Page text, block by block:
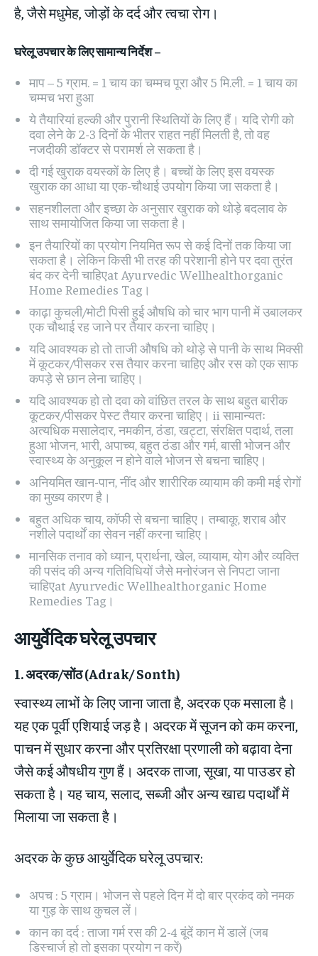
है, जैसे मधुमेह, जोड़ों के दर्द और त्वचा रोग।
घरेलू उपचार के लिए सामान्य निर्देश–
माप – 5 ग्राम. = 1 चाय का चम्मच पूरा और 5 मि.ली. = 1 चाय का
चम्मच भरा हुआ
ये तैयारियां हल्की और पुरानी स्थितियों के लिए हैं। यदि रोगी को
दवा लेने के 2-3 दिनों के भीतर राहत नहीं मिलती है, तो वह
नजदीकी डॉक्टर से परामर्श ले सकता है।
दी गई खुराक वयस्कों के लिए है। बच्चों के लिए इस वयस्क
खुराक का आधा या एक-चौथाई उपयोग किया जा सकता है।
सहनशीलता और इच्छा के अनुसार खुराक को थोड़े बदलाव के
साथ समायोजित किया जा सकता है।
इन तैयारियों का प्रयोग नियमित रूप से कई दिनों तक किया जा
सकता है। लेकिन किसी भी तरह की परेशानी होने पर दवा तुरंत
बंद कर देनी चाहिएat Ayurvedic Wellhealthorganic
Home Remedies Tag।
काढ़ा कुचली/मोटी पिसी हुई औषधि को चार भाग पानी में उबालकर
एक चौथाई रह जाने पर तैयार करना चाहिए।
यदि आवश्यक हो तो ताजी औषधि को थोड़े से पानी के साथ मिक्सी
में कूटकर/पीसकर रस तैयार करना चाहिए और रस को एक साफ
कपड़े से छान लेना चाहिए।
यदि आवश्यक हो तो दवा को वांछित तरल के साथ बहुत बारीक
कूटकर/पीसकर पेस्ट तैयार करना चाहिए। ii सामान्यतः
अत्यधिक मसालेदार, नमकीन, ठंडा, खट्टा, संरक्षित पदार्थ, तला
हुआ भोजन, भारी, अपाच्य, बहुत ठंडा और गर्म, बासी भोजन और
स्वास्थ्य के अनुकूल न होने वाले भोजन से बचना चाहिए।
अनियमित खान-पान, नींद और शारीरिक व्यायाम की कमी मई रोगों
का मुख्य कारण है।
बहुत अधिक चाय, कॉफी से बचना चाहिए। तम्बाकू, शराब और
नशीले पदार्थों का सेवन नहीं करना चाहिए।
मानसिक तनाव को ध्यान, प्रार्थना, खेल, व्यायाम, योग और व्यक्ति
की पसंद की अन्य गतिविधियों जैसे मनोरंजन से निपटा जाना
चाहिएat Ayurvedic Wellhealthorganic Home
Remedies Tag।
आयुर्वेदिक घरेलू उपचार
1.अदरक/सोंठ(Adrak/ Sonth)
स्वास्थ्य लाभों के लिए जाना जाता है, अदरक एक मसाला है।
यह एक पूर्वी एशियाई जड़ है। अदरक में सूजन को कम करना,
पाचन में सुधार करना और प्रतिरक्षा प्रणाली को बढ़ावा देना
जैसे कई औषधीय गुण हैं। अदरक ताजा, सूखा, या पाउडर हो
सकता है। यह चाय, सलाद, सब्जी और अन्य खाद्य पदार्थों में
मिलाया जा सकता है।
अदरक के कुछ आयुर्वेदिक घरेलू उपचार:
अपच : 5 ग्राम। भोजन से पहले दिन में दो बार प्रकंद को नमक
या गुड़ के साथ कुचल लें।
कान का दर्द : ताजा गर्म रस की 2-4 बूंदें कान में डालें (जब
डिस्चार्ज हो तो इसका प्रयोग न करें)